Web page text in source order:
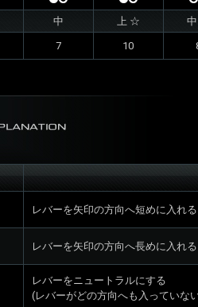
中 上 ☆
7 10
レバーを矢印の方向へ短めに入れる
レバーを矢印の方向へ長めに入れる
レバーをニュートラルにする
(レバーがどの方向へも入っていな